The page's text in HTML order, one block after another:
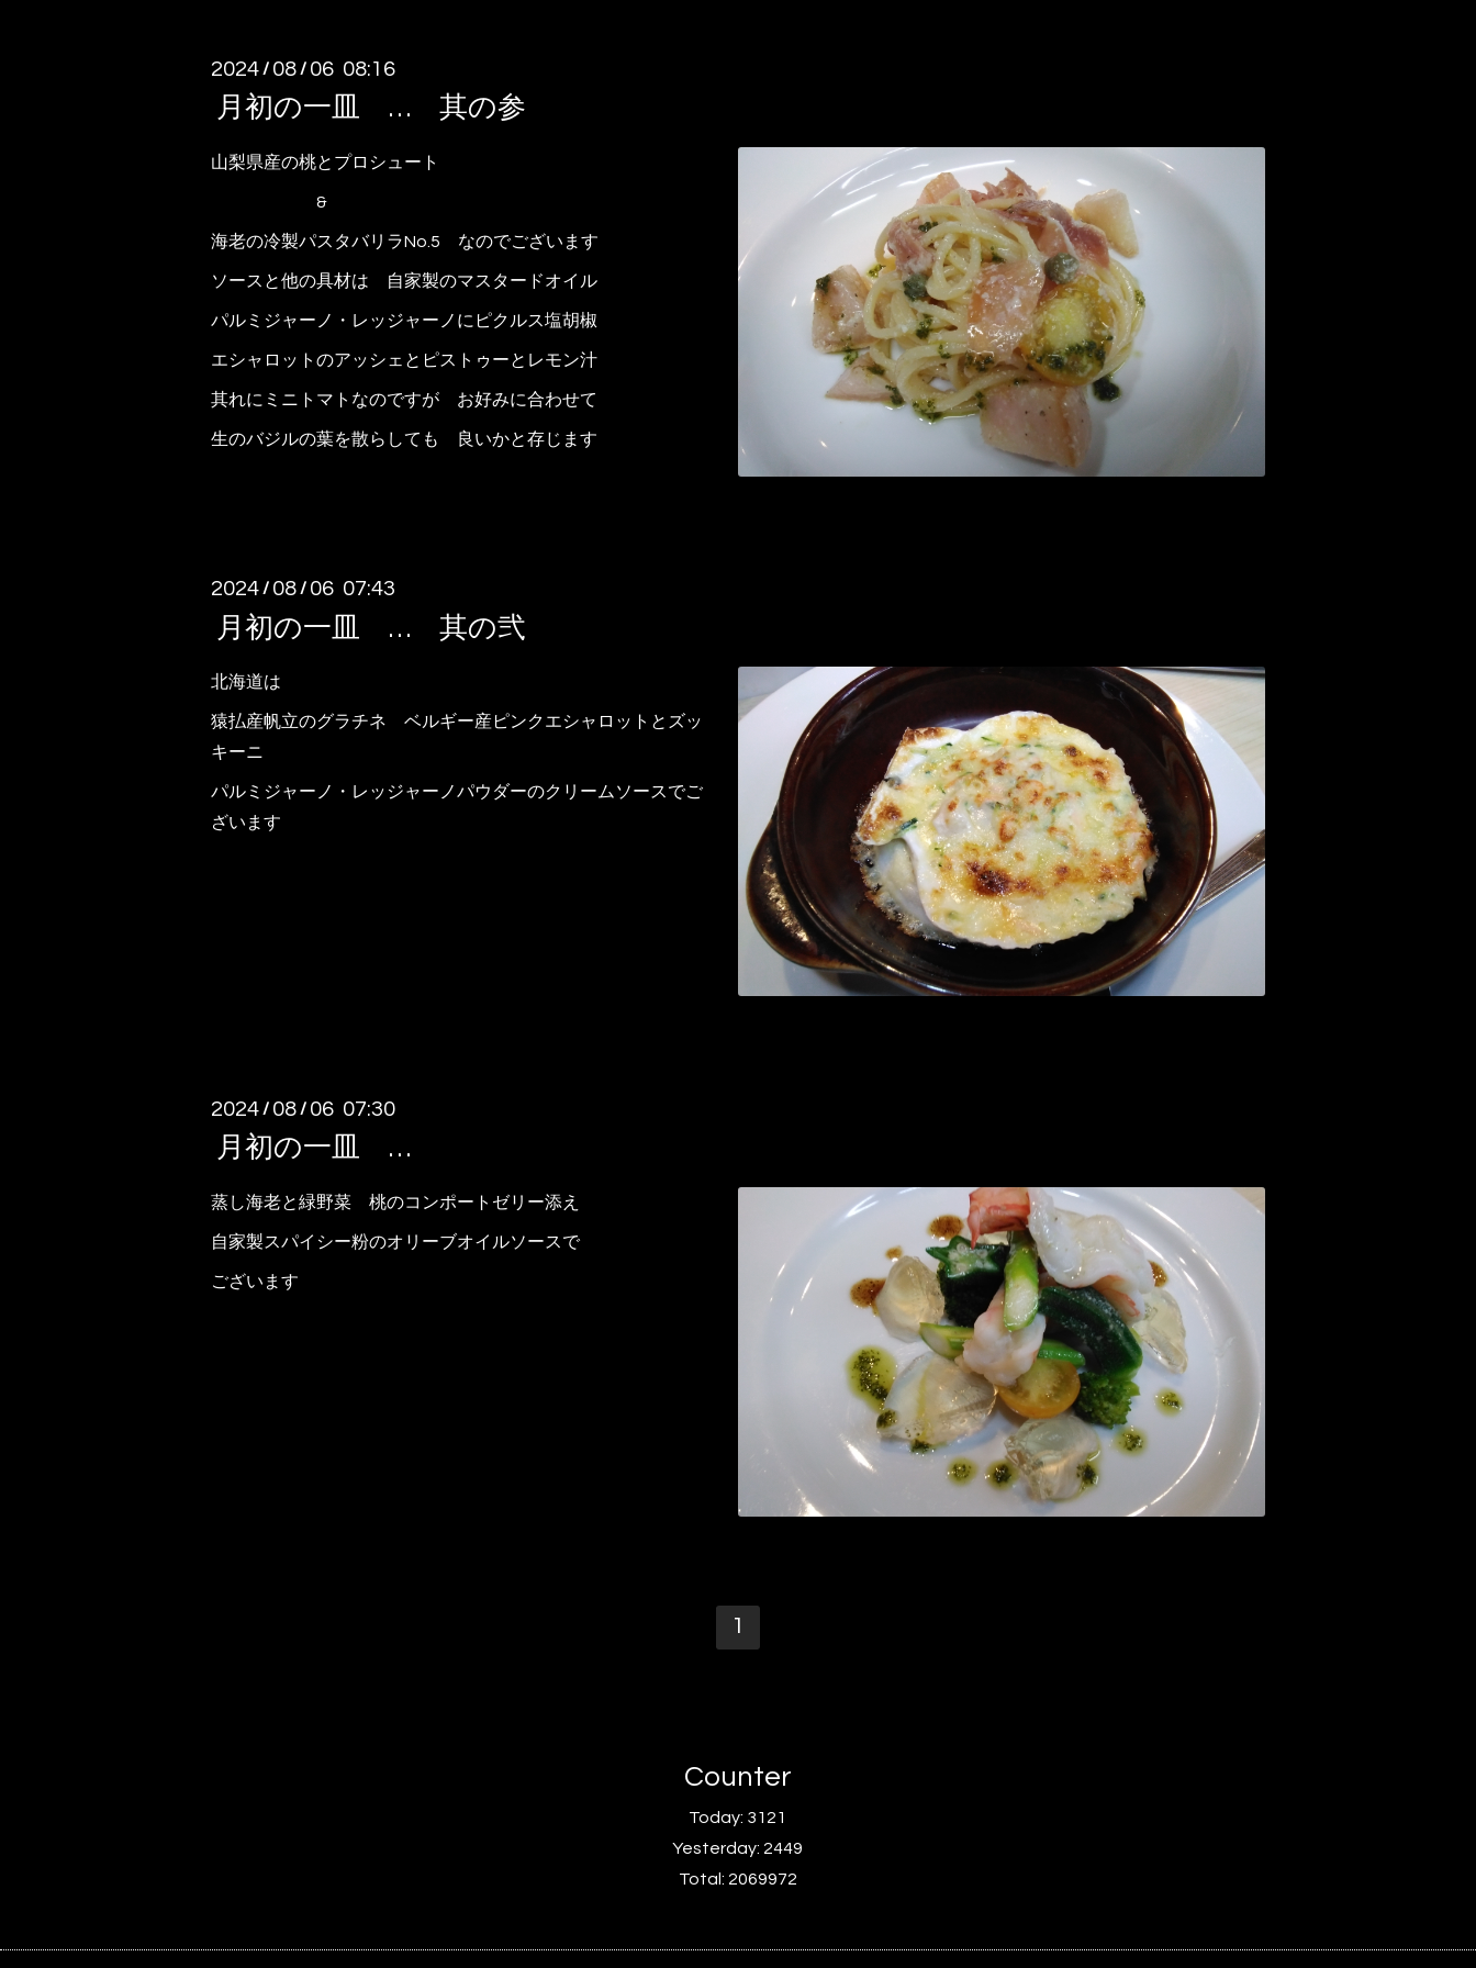
2024 / 08 / 06 08:16
月初の一皿 … 其の参
山梨県産の桃とプロシュート
&
海老の冷製パスタバリラNo.5 なのでございます
ソースと他の具材は 自家製のマスタードオイル
パルミジャーノ・レッジャーノにピクルス塩胡椒
エシャロットのアッシェとピストゥーとレモン汁
其れにミニトマトなのですが お好みに合わせて
生のバジルの葉を散らしても 良いかと存じます
2024 / 08 / 06 07:43
月初の一皿 … 其の弐
北海道は
猿払産帆立のグラチネ ベルギー産ピンクエシャロットとズッ
キーニ
パルミジャーノ・レッジャーノパウダーのクリームソースでご
ざいます
2024 / 08 / 06 07:30
月初の一皿 …
蒸し海老と緑野菜 桃のコンポートゼリー添え
自家製スパイシー粉のオリーブオイルソースで
ございます
1
Counter
Today: 3121
Yesterday: 2449
Total: 2069972